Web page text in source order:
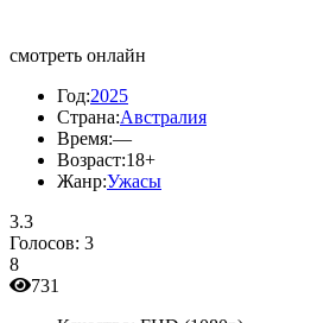
смотреть онлайн
Год:2025
Страна:Австралия
Время:—
Возраст:18+
Жанр:Ужасы
3.3
Голосов: 3
8
731